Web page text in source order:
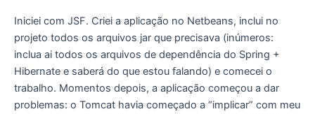
Iniciei com JSF. Criei a aplicação no Netbeans, inclui no
projeto todos os arquivos jar que precisava (inúmeros:
inclua ai todos os arquivos de dependência do Spring +
Hibernate e saberá do que estou falando) e comecei o
trabalho. Momentos depois, a aplicação começou a dar
problemas: o Tomcat havia começado a “implicar” com meu